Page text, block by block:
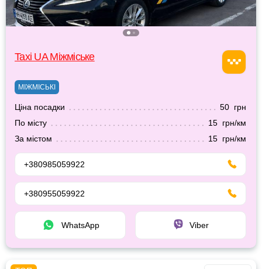
Taxi UA Міжміське
МІЖМІСЬКІ
Ціна посадки
50 грн
По місту
15 грн/км
За містом
15 грн/км
+380985059922
+380955059922
WhatsApp Viber